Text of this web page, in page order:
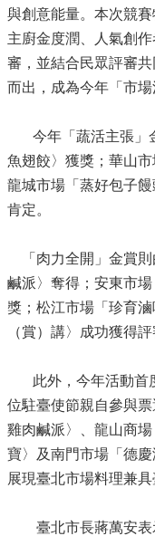
與創意能量。本次競
主廚金度潤、人氣創
審，並結合民眾評審
而出，成為今年「市場
今年「蔬活主張」
魚翅餃〉獲獎；華山
龍城市場「蒸好包子
肯定。
「肉力全開」金賞則
鹹派〉奪得；安東市
獎；松江市場「珍育
（賞）講〉成功獲得評
此外，今年活動首
位駐臺使節親自參與
雞肉鹹派〉、龍山商
寶〉及南門市場「德
展現臺北市場料理兼
臺北市長蔣萬安表